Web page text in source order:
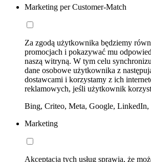
Marketing per Customer-Match
Za zgodą użytkownika będziemy
promocjach i pokazywać mu
naszą witryną. W tym celu
dane osobowe użytkownika z
dostawcami i korzystamy z ich
reklamowych, jeśli użytkownik
Bing, Criteo, Meta, Google, LinkedIn,
Marketing
Akceptacja tych usług sprawia, że